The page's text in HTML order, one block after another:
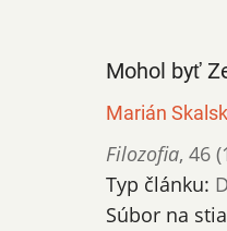
Mohol byť
Marián
Filozofia, 46
Typ článku:
Súbor na